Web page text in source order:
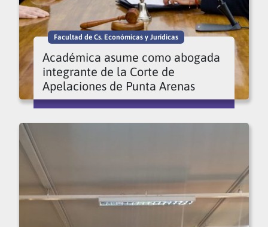
Facultad de Cs. Económicas y Jurídicas
Académica asume como abogada
integrante de la Corte de
Apelaciones de Punta Arenas